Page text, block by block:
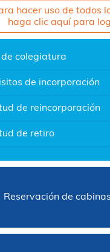
hacer uso de todos
haga clic aquí para
de colegiatura
de incorporación
de reincorporación
de retiro
Reservación de cabinas